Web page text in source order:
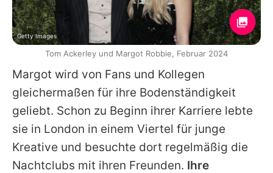
Margot wird von Fans und Kollegen
gleichermaßen für ihre Bodenständigkeit
geliebt. Schon zu Beginn ihrer Karriere lebte
sie in London in einem Viertel für junge
Kreative und besuchte dort regelmäßig die
Nachtclubs mit ihren Freunden. Ihre
Getty Images
Tom Ackerley und Margot Robbie, Februar 2024